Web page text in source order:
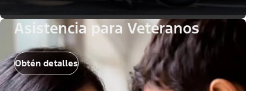
Asistencia para Veteranos
Obtén detalles